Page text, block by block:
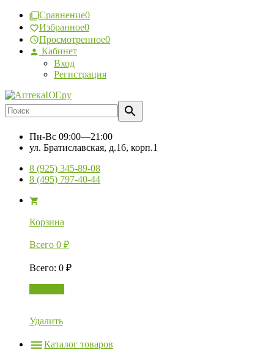
Сравнение0
Избранное0
Просмотренное0
Кабинет
Вход
Регистрация
Пн-Вс 09:00—21:00
ул. Братиславская, д.16, корп.1
8 (925) 345-89-08
8 (495) 797-40-44
Корзина
Всего 0 ₽
Всего: 0 ₽
Удалить
Каталог товаров